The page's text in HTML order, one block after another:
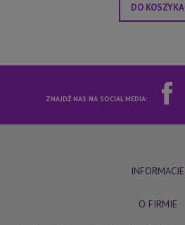
DO KOSZYKA
ZNAJDŹ NAS NA SOCIAL MEDIA:
INFORMACJE
O FIRMIE